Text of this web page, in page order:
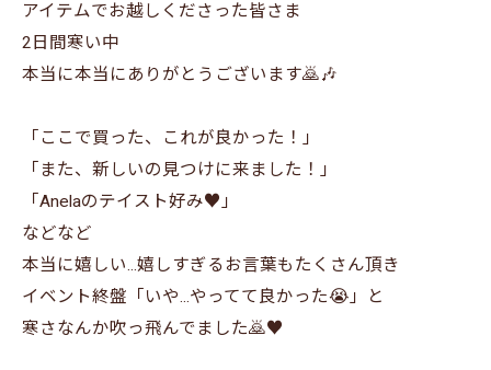
アイテムでお越しくださった皆さま
2日間寒い中
本当に本当にありがとうございます🙇🎶
「ここで買った、これが良かった！」
「また、新しいの見つけに来ました！」
「Anelaのテイスト好み♥️」
などなど
本当に嬉しい...嬉しすぎるお言葉もたくさん頂き
イベント終盤「いや...やってて良かった😭」と
寒さなんか吹っ飛んでました🙇♥️